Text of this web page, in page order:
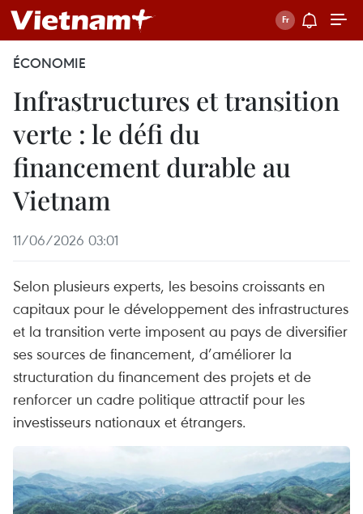
ÉCONOMIE
Infrastructures et transition
verte : le défi du
financement durable au
Vietnam
11/06/2026 03:01
Selon plusieurs experts, les besoins croissants en
capitaux pour le développement des infrastructures
et la transition verte imposent au pays de diversifier
ses sources de financement, d’améliorer la
structuration du financement des projets et de
renforcer un cadre politique attractif pour les
investisseurs nationaux et étrangers.